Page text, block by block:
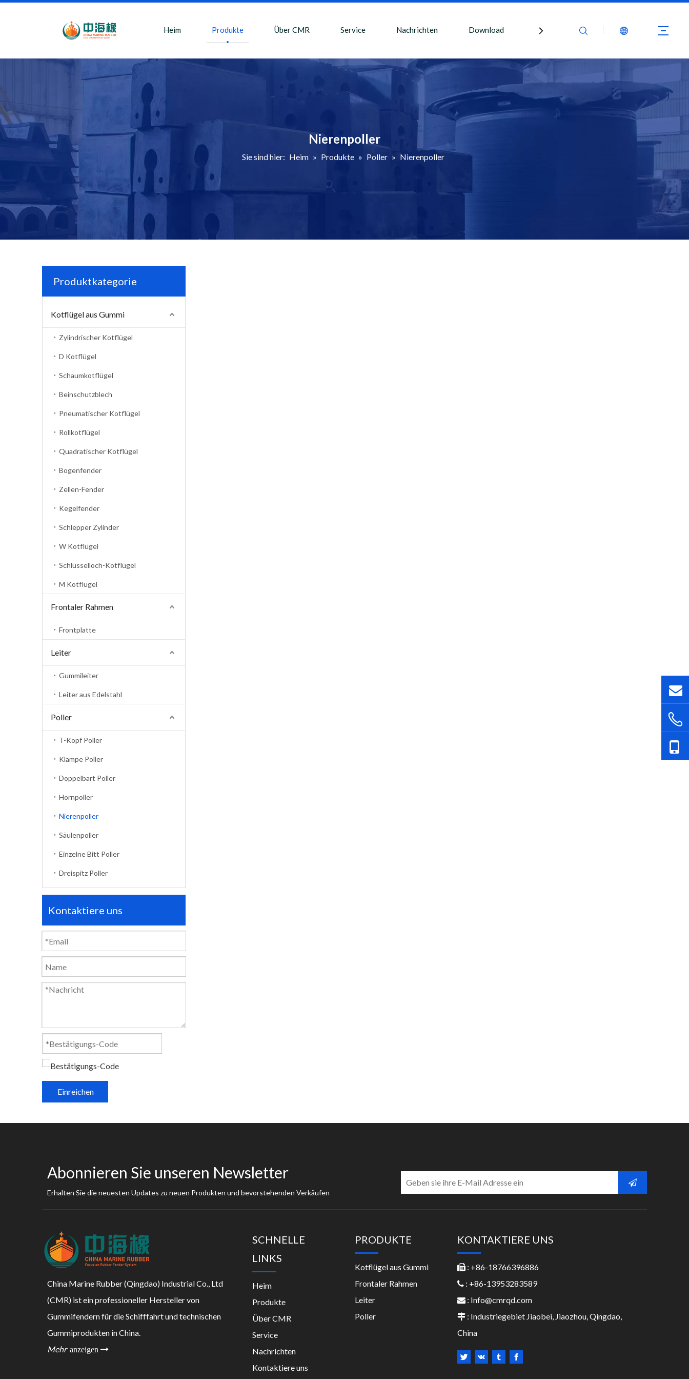
Heim Produkte Über CMR Service Nachrichten Download Kontaktiere uns
Nierenpoller
Sie sind hier: Heim » Produkte » Poller » Nierenpoller
Produktkategorie
Kotflügel aus Gummi
Zylindrischer Kotflügel
D Kotflügel
Schaumkotflügel
Beinschutzblech
Pneumatischer Kotflügel
Rollkotflügel
Quadratischer Kotflügel
Bogenfender
Zellen-Fender
Kegelfender
Schlepper Zylinder
W Kotflügel
Schlüsselloch-Kotflügel
M Kotflügel
Frontaler Rahmen
Frontplatte
Leiter
Gummileiter
Leiter aus Edelstahl
Poller
T-Kopf Poller
Klampe Poller
Doppelbart Poller
Hornpoller
Nierenpoller
Säulenpoller
Einzelne Bitt Poller
Dreispitz Poller
Kontaktiere uns
Einreichen
Abonnieren Sie unseren Newsletter
Erhalten Sie die neuesten Updates zu neuen Produkten und bevorstehenden Verkäufen
China Marine Rubber (Qingdao) Industrial Co., Ltd
(CMR) ist ein professioneller Hersteller von
Gummifendern für die Schifffahrt und technischen
Gummiprodukten in China.
Mehr anzeigen 
SCHNELLE
LINKS
Heim
Produkte
Über CMR
Service
Nachrichten
Kontaktiere uns
PRODUKTE
Kotflügel aus Gummi
Frontaler Rahmen
Leiter
Poller
KONTAKTIERE UNS
 : +86-18766396886
 : +86-13953283589
 : Info@cmrqd.com
 : Industriegebiet Jiaobei, Jiaozhou, Qingdao,
China